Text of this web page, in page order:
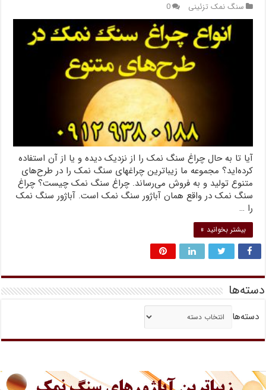
سنگ نمک تزئینی 0
آیا تا به حال چراغ سنگ نمک را از نزدیک دیده و یا از آن استفاده
کرده‌اید؟ مجموعه ما زیباترین چراغهای سنگ نمک را در طرح‌های
متنوع تولید و به فروش می‌رساند. چراغ سنگ نمک چیست؟ چراغ
سنگ نمک در واقع همان آباژور سنگ نمک است. آباژور سنگ نمک
را …
بیشتر بخوانید »
دسته‌ها
دسته‌ها